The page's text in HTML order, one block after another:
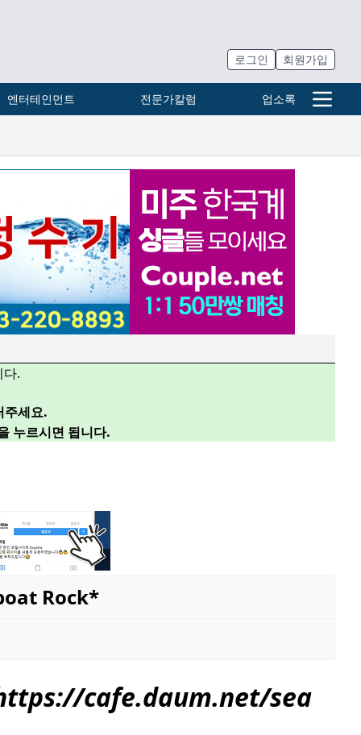
로그인 회원가입
엔터테인먼트 전문가칼럼 업소록
.
주세요.
누르시면 됩니다.
Rock*
cafe.daum.net/sea